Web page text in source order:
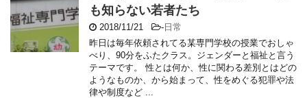
も知らない若者たち
2018/11/21 - 日常
昨日は毎年依頼されてる某専門学校の授業でおしゃ
べり、90分をふたクラス。ジェンダーと福祉と言う
テーマです。 性とは何か、性に関わる差別とはどの
ようなものか、から始まって、性をめぐる犯罪や法
律や制度など ...